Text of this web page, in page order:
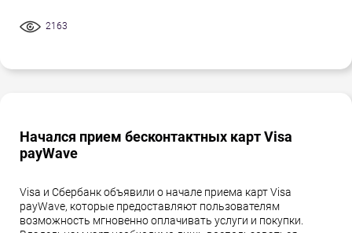
2163
Начался прием бесконтактных карт Visa
payWave
Visa и Сбербанк объявили о начале приема карт Visa
payWave, которые предоставляют пользователям
возможность мгновенно оплачивать услуги и покупки.